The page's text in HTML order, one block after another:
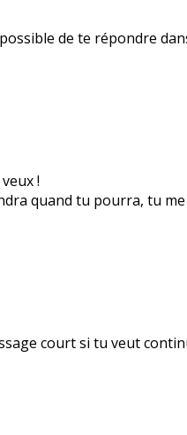
de te répondre
!
quand tu pourra, tu me
court si tu veut